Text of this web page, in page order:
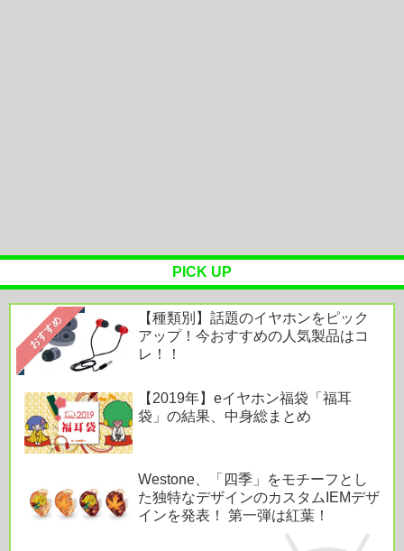
Powered by livedoor 相互RSS
PICK UP
おすすめ
【種類別】話題のイヤホンをピック
アップ！今おすすめの人気製品はコ
レ！！
【2019年】eイヤホン福袋「福耳
袋」の結果、中身総まとめ
Westone、「四季」をモチーフとし
た独特なデザインのカスタムIEMデザ
インを発表！ 第一弾は紅葉！